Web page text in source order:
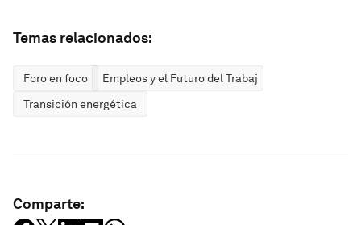
Temas relacionados:
Foro en foco
Empleos y el Futuro del Trabajo
Transición energética
Comparte: